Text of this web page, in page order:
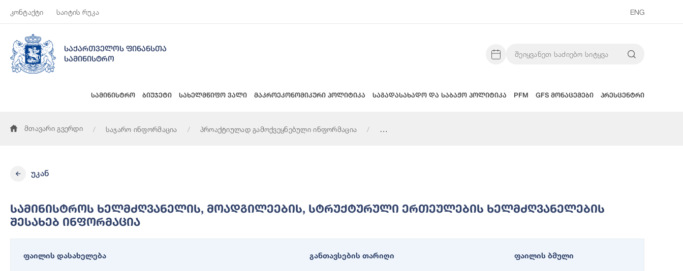
კონტაქტი საიტის რუკა ENG
საქართველოს ფინანსთა
სამინისტრო
სამინისტრო ბიუჯეტი სახელმწიფო ვალი მაკროეკონომიკური პოლიტიკა საგადასახადო და საბაჟო პოლიტიკა PFM GFS მონაცემები პრესცენტრი
მთავარი გვერდი საჯარო ინფორმაცია
პროაქტიულად გამოქვეყნებული ინფორმაცია
უკან
Სამინისტროს Ხელმძღვანელის, Მოადგილეების, Სტრუქტურული Ერთეულების Ხელმძღვანელების
Შესახებ Ინფორმაცია
ფაილის დასახელება განთავსების თარიღი ფაილის ბმული